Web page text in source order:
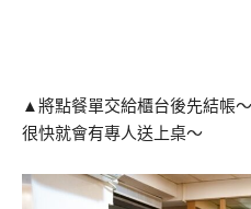
▲將點餐單交給櫃台後先結帳
很快就會有專人送上桌～